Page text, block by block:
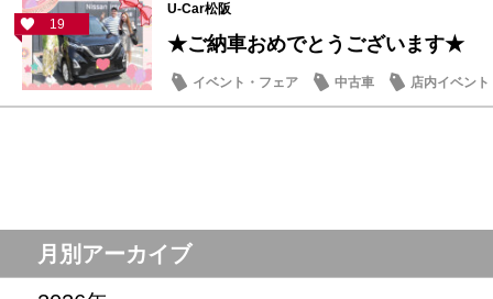
19
U-Car松阪
★ご納車おめでとうございます★
イベント・フェア 中古車 店内イベント
月別アーカイブ